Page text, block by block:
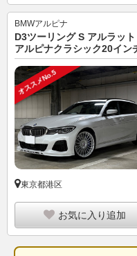
BMWアルピナ
D3ツーリング S アルラッ
アルピナクラシック20イン
オススメNo.5
東京都港区
お気に入り追加